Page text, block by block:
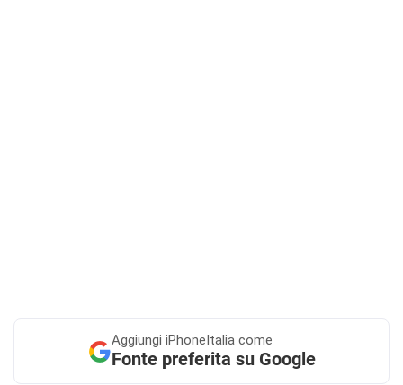
Aggiungi iPhoneItalia come
Fonte preferita su Google